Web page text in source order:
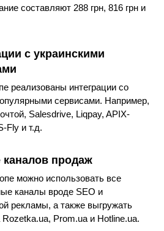
составляют 288 грн, 816 грн и
с украинскими
реализованы интеграции со
сервисами. Например,
Salesdrive, Liqpay, APIX-
Fly и т.д.
продаж
можно использовать все
каналы вроде SEO и
рекламы, а также выгружать
Prom.ua и Hotline.ua.